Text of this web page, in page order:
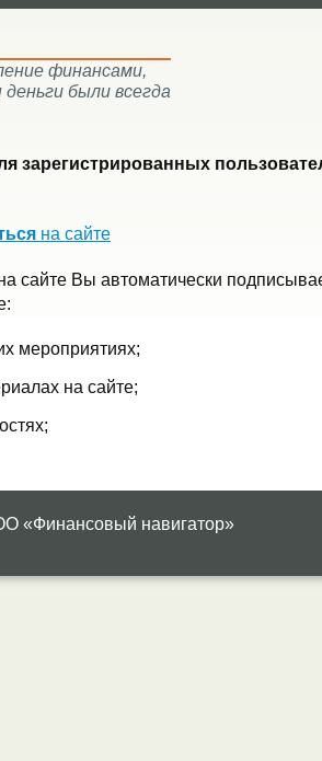
финансами,
были всегда
зарегистрированных
на сайте
сайте Вы автоматически
мероприятиях;
на сайте;
«Финансовый навигатор»